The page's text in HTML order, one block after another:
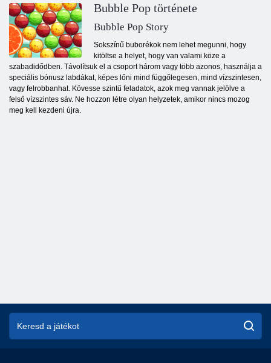
Bubble Pop története
Bubble Pop Story
Sokszínű buborékok nem lehet megunni, hogy
kitöltse a helyet, hogy van valami köze a
szabadidődben. Távolítsuk el a csoport három vagy több azonos, használja a
speciális bónusz labdákat, képes lőni mind függőlegesen, mind vízszintesen,
vagy felrobbanhat. Kövesse szintű feladatok, azok meg vannak jelölve a
felső vízszintes sáv. Ne hozzon létre olyan helyzetek, amikor nincs mozog
meg kell kezdeni újra.